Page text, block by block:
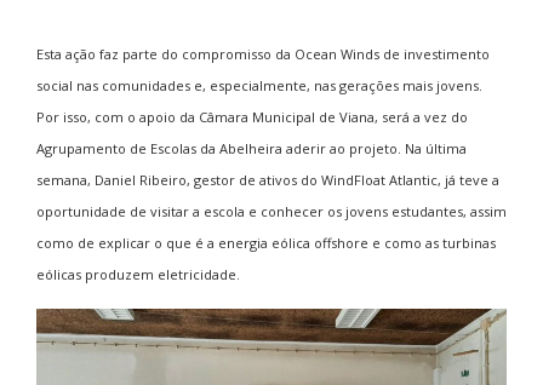
Esta ação faz parte do compromisso da Ocean Winds de investimento
social nas comunidades e, especialmente, nas gerações mais jovens.
Por isso, com o apoio da Câmara Municipal de Viana, será a vez do
Agrupamento de Escolas da Abelheira aderir ao projeto. Na última
semana, Daniel Ribeiro, gestor de ativos do WindFloat Atlantic, já teve a
oportunidade de visitar a escola e conhecer os jovens estudantes, assim
como de explicar o que é a energia eólica offshore e como as turbinas
eólicas produzem eletricidade.